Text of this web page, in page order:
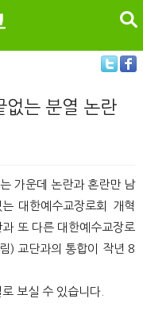
검색
없는 분열 논란
가운데 논란과 혼란만 남
대한예수교장로회 개혁
또 다른 대한예수교장로
) 교단과의 통합이 작년 8
보실 수 있습니다.